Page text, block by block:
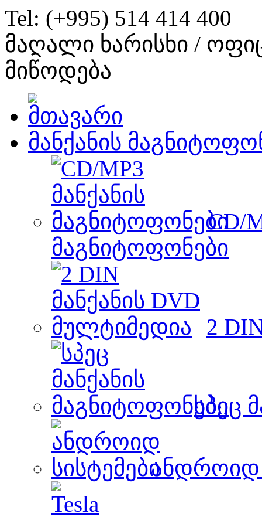
Tel: (+995) 514 414 400
მაღალი ხარისხი /
მიწოდება
მანქანის
CD/
მაგნიტოფონები
2
სპეც
ანდროიდ